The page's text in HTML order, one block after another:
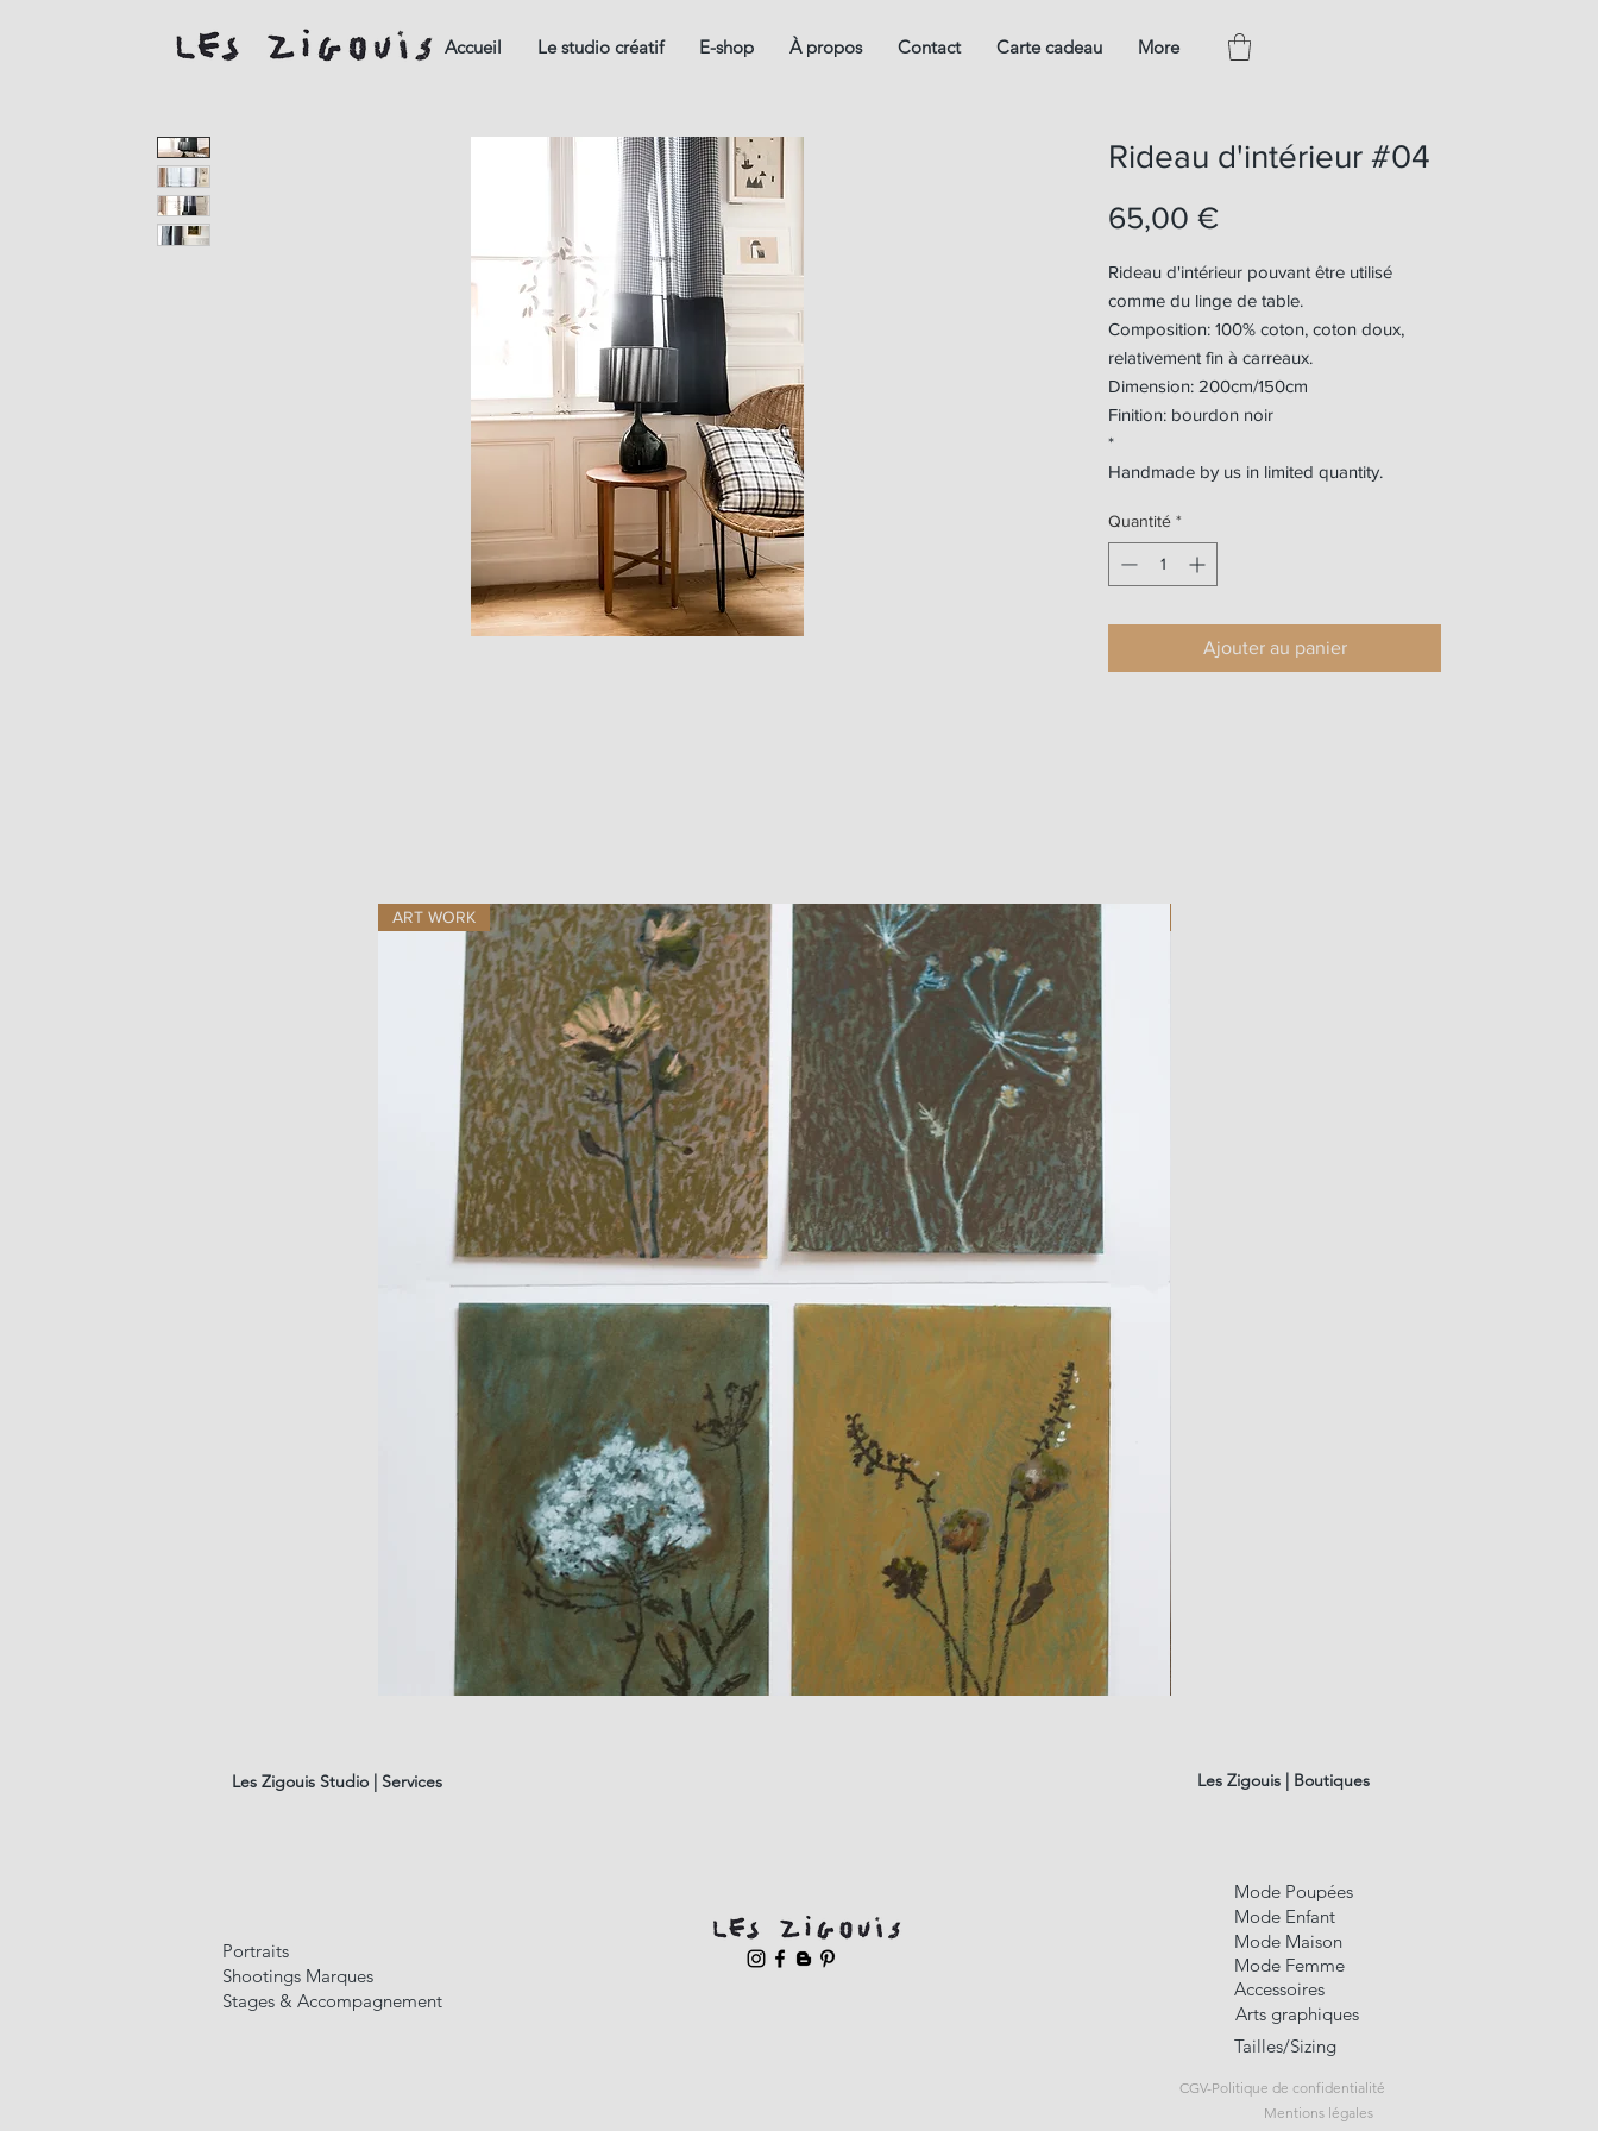
Accueil Le studio créatif E-shop À propos Contact Carte cadeau More
Rideau d'intérieur #04
65,00 €
Rideau d'intérieur pouvant être utilisé
comme du linge de table.
Composition: 100% coton, coton doux,
relativement fin à carreaux.
Dimension: 200cm/150cm
Finition: bourdon noir
*
Handmade by us in limited quantity.
Quantité *
Ajouter au panier
ART WORK
Les Zigouis Studio | Services Les Zigouis | Boutiques
Mode Poupées
Portraits
Shootings Marques
Stages & Accompagnement
Mode Enfant
Mode Maison
Mode Femme
Accessoires
Arts graphiques
Tailles/Sizing
CGV-Politique de confidentialité
Mentions légales